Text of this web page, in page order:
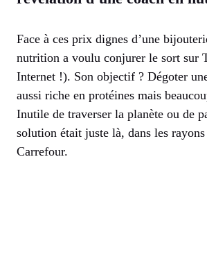
Face à ces prix dignes d’une
nutrition a voulu conjurer le sort sur
Internet !). Son objectif ? Dégoter
aussi riche en protéines mais
Inutile de traverser la planète ou de
solution était juste là, dans les
Carrefour.